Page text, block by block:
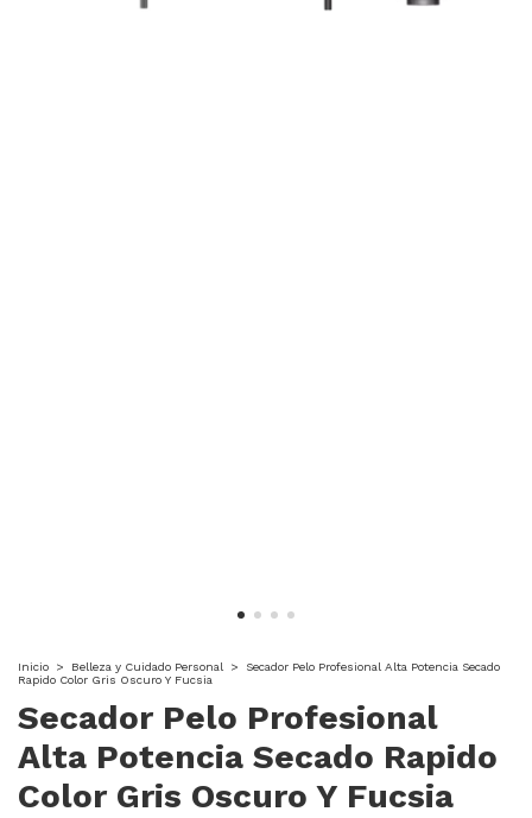
Inicio > Belleza y Cuidado Personal >
Secador Pelo Profesional Alta Potencia Secado
Rapido Color Gris Oscuro Y Fucsia
Secador Pelo Profesional
Alta Potencia Secado Rapido
Color Gris Oscuro Y Fucsia